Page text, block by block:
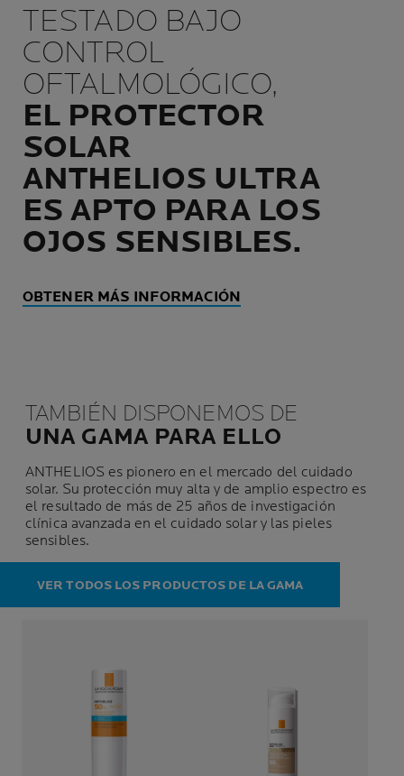
TESTADO BAJO
CONTROL
OFTALMOLÓGICO,
EL PROTECTOR
SOLAR
ANTHELIOS ULTRA
ES APTO PARA LOS
OJOS SENSIBLES.
OBTENER MÁS INFORMACIÓN
TAMBIÉN DISPONEMOS DE
UNA GAMA PARA ELLO
ANTHELIOS es pionero en el mercado del cuidado
solar. Su protección muy alta y de amplio espectro es
el resultado de más de 25 años de investigación
clínica avanzada en el cuidado solar y las pieles
sensibles.
VER TODOS LOS PRODUCTOS DE LA GAMA